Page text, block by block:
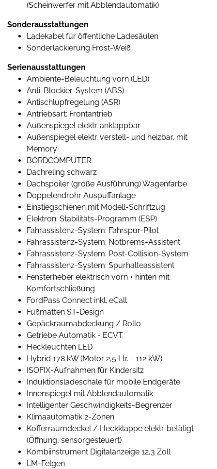
(Scheinwerfer mit Abblendautomatik)
Sonderausstattungen
Ladekabel für öffentliche Ladesäulen
Sonderlackierung Frost-Weiß
Serienausstattungen
Ambiente-Beleuchtung vorn (LED)
Anti-Blockier-System (ABS)
Antischlupfregelung (ASR)
Antriebsart: Frontantrieb
Außenspiegel elektr. anklappbar
Außenspiegel elektr. verstell- und heizbar, mit
Memory
BORDCOMPUTER
Dachreling schwarz
Dachspoiler (große Ausführung) Wagenfarbe
Doppelendrohr Auspuffanlage
Einstiegschienen mit Modell-Schriftzug
Elektron. Stabilitäts-Programm (ESP)
Fahrassistenz-System: Fahrspur-Pilot
Fahrassistenz-System: Notbrems-Assistent
Fahrassistenz-System: Post-Collision-System
Fahrassistenz-System: Spurhalteassistent
Fensterheber elektrisch vorn + hinten mit
Komfortschließung
FordPass Connect inkl. eCall
Fußmatten ST-Design
Gepäckraumabdeckung / Rollo
Getriebe Automatik - ECVT
Heckleuchten LED
Hybrid 178 kW (Motor 2,5 Ltr. - 112 kW)
ISOFIX-Aufnahmen für Kindersitz
Induktionsladeschale für mobile Endgeräte
Innenspiegel mit Abblendautomatik
Intelligenter Geschwindigkeits-Begrenzer
Klimaautomatik 2-Zonen
Kofferraumdeckel / Heckklappe elektr. betätigt
(Öffnung, sensorgesteuert)
Kombiinstrument Digitalanzeige 12,3 Zoll
LM-Felgen